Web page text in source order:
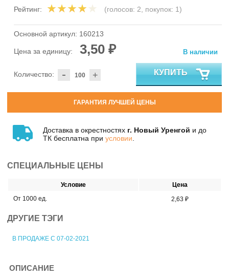
Рейтинг: (голосов: 2, покупок: 1)
Основной артикул: 160213
Цена за единицу: 3,50 ₽
- +
Количество:
В наличии
КУПИТЬ
ГАРАНТИЯ ЛУЧШЕЙ ЦЕНЫ
Доставка в окрестностях г. Новый Уренгой и до
ТК бесплатна при условии
СПЕЦИАЛЬНЫЕ ЦЕНЫ
Условие
Цена
От 1000 ед.
2,63 ₽
ДРУГИЕ ТЭГИ
В ПРОДАЖЕ С 07-02-2021
ОПИСАНИЕ